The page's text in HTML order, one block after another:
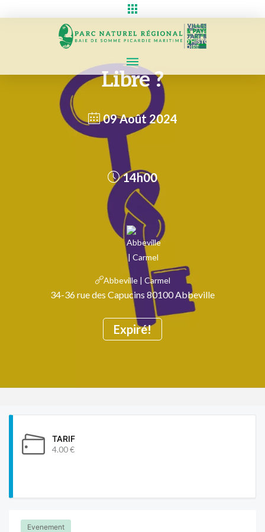
Libre ?
09 Août 2024
Expiré!
14h00
Abbeville | Carmel
34-36 rue des Capucins 80100 Abbeville
TARIF
4.00 €
Evenement